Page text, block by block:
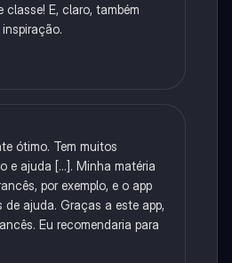
classe! E, claro, também
ótimo. Tem muitos
e ajuda [...]. Minha matéria
por exemplo, e o app
ajuda. Graças a este app,
Eu recomendaria para